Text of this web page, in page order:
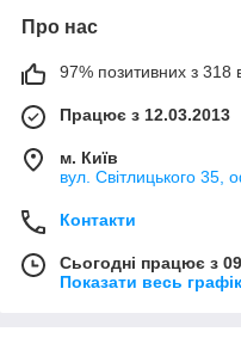
Про нас
97% позитивних з 318
Працює з 12.03.2013
м. Київ
вул. Світлицького 35,
Контакти
Сьогодні працює з
Показати весь